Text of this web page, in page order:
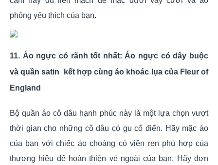
phông yêu thích của bạn.
11. Áo ngực có rãnh tốt nhất: Áo ngực có dây buộc
và quần satin kết hợp cùng áo khoác lụa của Fleur of
England
Bộ quần áo cô dâu hạnh phúc này là một lựa chọn vượt
thời gian cho những cô dâu có gu cổ điển. Hãy mặc áo
của bạn với chiếc áo choàng có viền ren phù hợp của
thương hiệu để hoàn thiện vẻ ngoài của bạn. Hãy đơn